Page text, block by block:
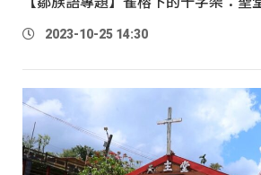
2023-10-25 14:30